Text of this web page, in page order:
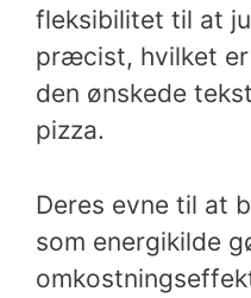
fleksibilitet til at
præcist, hvilket
den ønskede
pizza.
Deres evne til at
som energikilde